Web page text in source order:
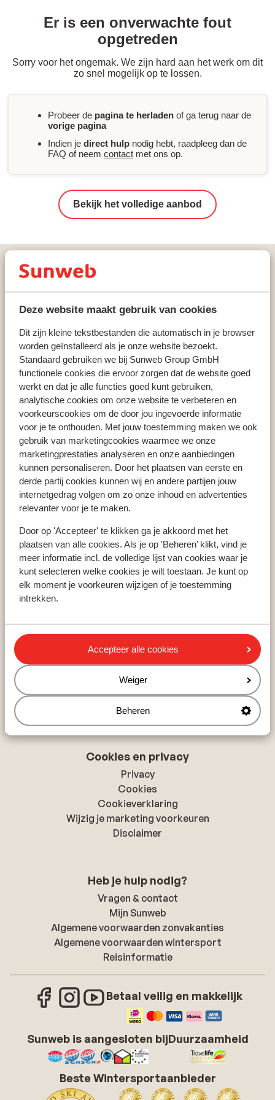
Deze website maakt gebruik van cookies
Dit zijn kleine tekstbestanden die automatisch in je browser
worden geïnstalleerd als je onze website bezoekt.
Standaard gebruiken we bij Sunweb Group GmbH
functionele cookies die ervoor zorgen dat de website goed
werkt en dat je alle functies goed kunt gebruiken,
analytische cookies om onze website te verbeteren en
voorkeurscookies om de door jou ingevoerde informatie
voor je te onthouden. Met jouw toestemming maken we ook
gebruik van marketingcookies waarmee we onze
marketingprestaties analyseren en onze aanbiedingen
kunnen personaliseren. Door het plaatsen van eerste en
derde partij cookies kunnen wij en andere partijen jouw
internetgedrag volgen om zo onze inhoud en advertenties
relevanter voor je te maken.
Door op 'Accepteer' te klikken ga je akkoord met het
plaatsen van alle cookies. Als je op 'Beheren’ klikt, vind je
meer informatie incl. de volledige lijst van cookies waar je
kunt selecteren welke cookies je wilt toestaan. Je kunt op
elk moment je voorkeuren wijzigen of je toestemming
intrekken.
Accepteer alle cookies
Weiger
Beheren
Er is een onverwachte fout
opgetreden
Sorry voor het ongemak. We zijn hard aan het werk om dit
zo snel mogelijk op te lossen.
Probeer de pagina te herladen of ga terug naar de
vorige pagina
Indien je direct hulp nodig hebt, raadpleeg dan de
FAQ of neem contact met ons op.
Bekijk het volledige aanbod
Vakanties Wintersport
Les Saisies
Résidence Club MMV Les Chalets des Cimes
Populaire wintersportlanden
Oostenrijk
Frankrijk
Italië
Populaire wintersportbestemmingen
Gerlos
Mayrhofen
Saalbach
Populaire skigebieden
Zillertal
Skicircus Saalbach-Hinterglemm
Ski Amadé
Over Sunweb
Over Sunweb
Verantwoord op vakantie
Vacatures
Pers & media
Toegankelijkheidsverklaring
Cookies en privacy
Privacy
Cookies
Cookieverklaring
Wijzig je marketing voorkeuren
Disclaimer
Heb je hulp nodig?
Vragen & contact
Mijn Sunweb
Algemene voorwaarden zonvakanties
Algemene voorwaarden wintersport
Reisinformatie
Betaal veilig en makkelijk
Sunweb is aangesloten bijDuurzaamheid
Beste Wintersportaanbieder